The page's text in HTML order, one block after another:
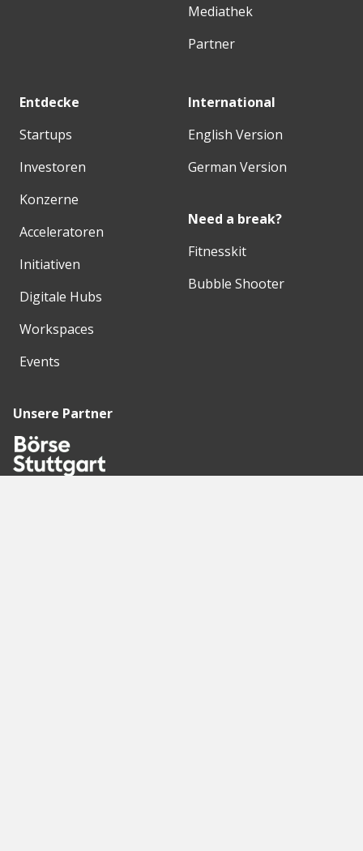
Mediathek
Partner
Entdecke
Startups
Investoren
Konzerne
Acceleratoren
Initiativen
Digitale Hubs
Workspaces
Events
International
English Version
German Version
Need a break?
Fitnesskit
Bubble Shooter
Unsere Partner